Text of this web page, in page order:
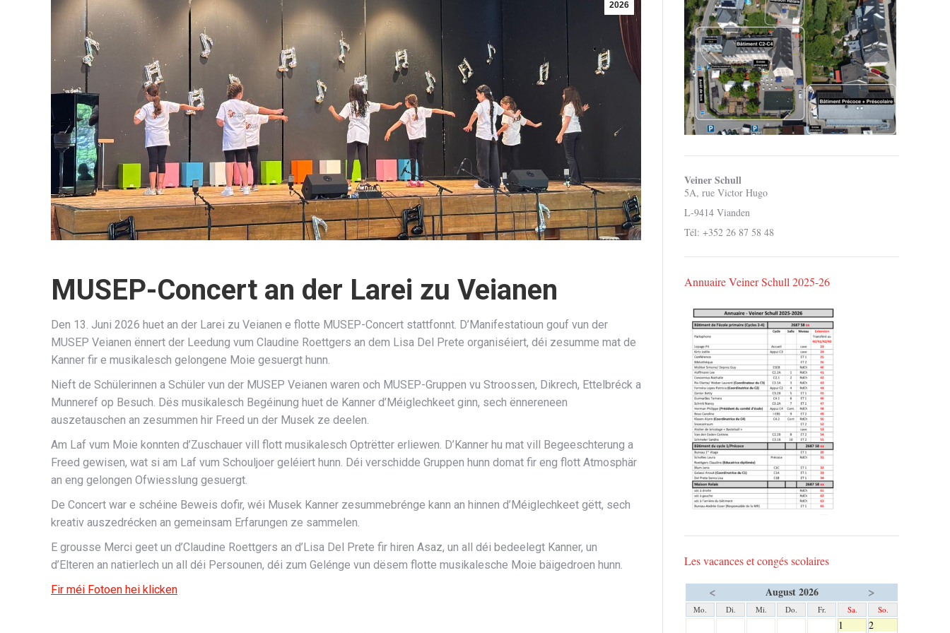
2026
MUSEP-Concert an der Larei zu Veianen
Den 13. Juni 2026 huet an der Larei zu Veianen e flotte MUSEP-Concert stattfonnt. D’Manifestatioun gouf vun der
MUSEP Veianen ënnert der Leedung vum Claudine Roettgers an dem Lisa Del Prete organiséiert, déi zesumme mat de
Kanner fir e musikalesch gelongene Moie gesuergt hunn.
Nieft de Schülerinnen a Schüler vun der MUSEP Veianen waren och MUSEP-Gruppen vu Stroossen, Dikrech, Ettelbréck a
Munneref op Besuch. Dës musikalesch Begéinung huet de Kanner d’Méiglechkeet ginn, sech ënnereneen
auszetauschen an zesummen hir Freed un der Musek ze deelen.
Am Laf vum Moie konnten d’Zuschauer vill flott musikalesch Optrëtter erliewen. D’Kanner hu mat vill Begeeschterung a
Freed gewisen, wat si am Laf vum Schouljoer geléiert hunn. Déi verschidde Gruppen hunn domat fir eng flott Atmosphär
an eng gelongen Ofwiesslung gesuergt.
De Concert war e schéine Beweis dofir, wéi Musek Kanner zesummebrénge kann an hinnen d’Méiglechkeet gëtt, sech
kreativ auszedrécken an gemeinsam Erfarungen ze sammelen.
E grousse Merci geet un d’Claudine Roettgers an d’Lisa Del Prete fir hiren Asaz, un all déi bedeelegt Kanner, un
d’Elteren an natierlech un all déi Persounen, déi zum Gelénge vun dësem flotte musikalesche Moie bäigedroen hunn.
Fir méi Fotoen hei klicken
Veiner Schull
5A, rue Victor Hugo
L-9414 Vianden
Tél: +352 26 87 58 48
Annuaire Veiner Schull 2025-26
Les vacances et congés scolaires
< August 2026 >
Mo. Di. Mi. Do. Fr. Sa. So.
1
2